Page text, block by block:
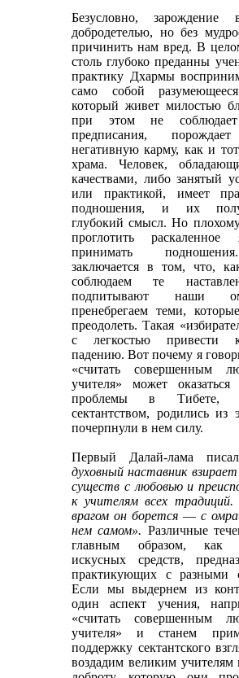
Безусловно, зарождение
добродетелью, но без
причинить нам вред. В
столь глубоко преданны
практику Дхармы
само собой
который живет милостью
при этом не соблюдает
предписания,
негативную карму, как и
храма. Человек,
качествами, либо занятый
или практикой, имеет
подношения, и их
глубокий смысл. Но
проглотить
принимать
заключается в том, что,
соблюдаем те
подпитывают наши
пренебрегаем теми,
преодолеть. Такая
с легкостью привести
падению. Вот почему я
«считать совершенным
учителя» может
проблемы в Тибете,
сектантством, родились из
почерпнули в нем силу.
Первый Далай-лама
духовный наставник
существ с любовью и
к учителям всех
врагом он борется ― с
нем самом». Различные
главным образом, как
искусных средств,
практикующих с разными
Если мы выдернем из
один аспект учения,
«считать совершенным
учителя» и станем
поддержку сектантского
воздадим великим учителям